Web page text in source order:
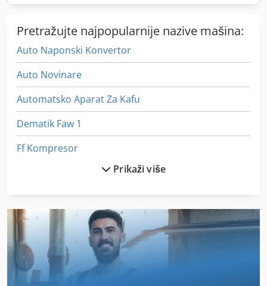
Pretražujte najpopularnije nazive mašina:
Auto Naponski Konvertor
Auto Novinare
Automatsko Aparat Za Kafu
Dematik Faw 1
Ff Kompresor
Fss 315
Fu 115
Funkcijski Generator
Prikaži više